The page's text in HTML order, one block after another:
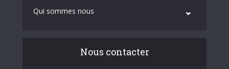
Qui sommes nous
Nous contacter